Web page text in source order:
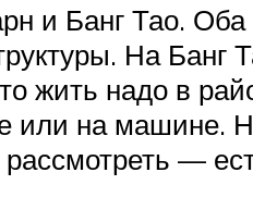
и Банг Тао.
На Банг
жить надо в
или на машине.
—